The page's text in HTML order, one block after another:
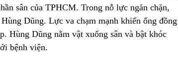
sân của TPHCM. Trong nỗ lực ngăn chặn,
Dũng. Lực va chạm mạnh khiến ống đồng
Hùng Dũng nằm vật xuống sân và bật khóc
bệnh viện.